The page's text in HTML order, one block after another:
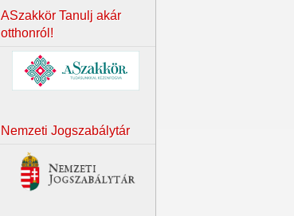
ASzakkör Tanulj akár
otthonról!
Nemzeti Jogszabálytár